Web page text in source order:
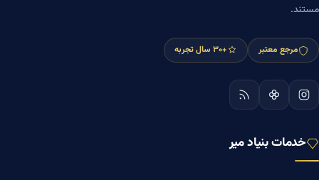
مستند.
مرجع معتبر +۳۰ سال تجربه
خدمات بنیاد میر